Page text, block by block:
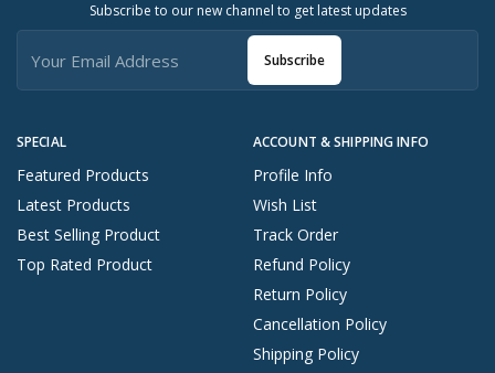
SPECIAL
Featured Products
Latest Products
Best Selling Product
Top Rated Product
ACCOUNT & SHIPPING INFO
Profile Info
Wish List
Track Order
Refund Policy
Return Policy
Cancellation Policy
Shipping Policy
Subscribe to our new channel to get latest updates
Subscribe